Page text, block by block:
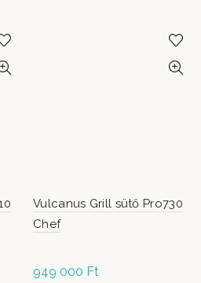
Vulcanus Grill sütő Pro730
Chef
949 000 Ft